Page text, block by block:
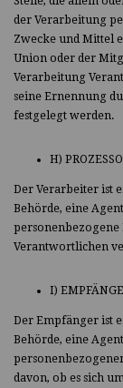
der Verarbeitung
Zwecke und Mittel
Union oder der
Verarbeitung
seine Ernennung
festgelegt werden.
H)
Der Verarbeiter ist
Behörde, eine
Verantwortlichen
I)
Der Empfänger ist
Behörde, eine
davon, ob es sich